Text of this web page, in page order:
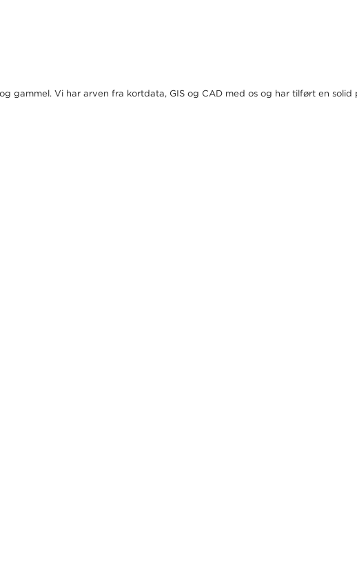
gammel. Vi har arven fra kortdata, GIS og CAD med os og har tilført en